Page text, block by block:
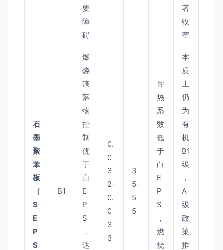
要
障
碍
著
收
窄
石
墨
聚
苯
板
（
S
E
P
S
B1
燃
烧
滴
落
物
控
制
优
于
白
E
P
S
，
达
0.
0
3
2-
0.
0
3
3
3
5-
5
5
导
热
系
数
低
于
白
E
P
S
，
燃
烧
本
质
上
仍
为
有
机
B1
级
，
A
级
政
策
推